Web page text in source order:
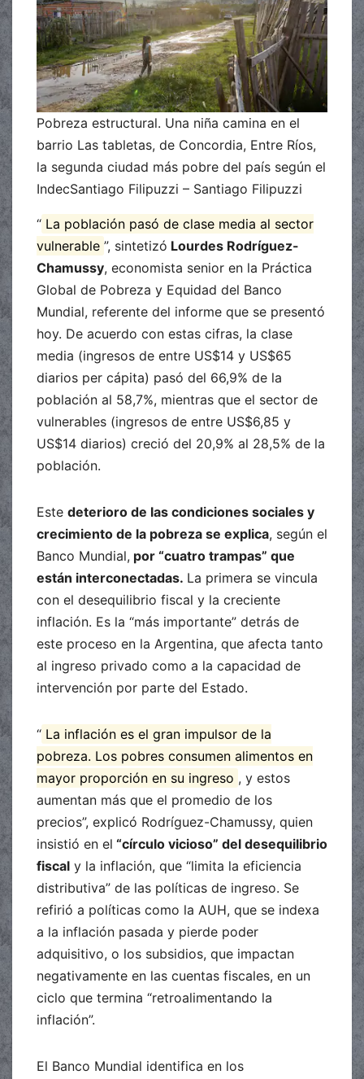
Pobreza estructural. Una niña camina en el
barrio Las tabletas, de Concordia, Entre Ríos,
la segunda ciudad más pobre del país según el
IndecSantiago Filipuzzi – Santiago Filipuzzi
“ La población pasó de clase media al sector
vulnerable ”, sintetizó Lourdes Rodríguez-
Chamussy, economista senior en la Práctica
Global de Pobreza y Equidad del Banco
Mundial, referente del informe que se presentó
hoy. De acuerdo con estas cifras, la clase
media (ingresos de entre US$14 y US$65
diarios per cápita) pasó del 66,9% de la
población al 58,7%, mientras que el sector de
vulnerables (ingresos de entre US$6,85 y
US$14 diarios) creció del 20,9% al 28,5% de la
población.
Este deterioro de las condiciones sociales y
crecimiento de la pobreza se explica, según el
Banco Mundial, por “cuatro trampas” que
están interconectadas. La primera se vincula
con el desequilibrio fiscal y la creciente
inflación. Es la “más importante” detrás de
este proceso en la Argentina, que afecta tanto
al ingreso privado como a la capacidad de
intervención por parte del Estado.
“ La inflación es el gran impulsor de la
pobreza. Los pobres consumen alimentos en
mayor proporción en su ingreso , y estos
aumentan más que el promedio de los
precios”, explicó Rodríguez-Chamussy, quien
insistió en el “círculo vicioso” del desequilibrio
fiscal y la inflación, que “limita la eficiencia
distributiva” de las políticas de ingreso. Se
refirió a políticas como la AUH, que se indexa
a la inflación pasada y pierde poder
adquisitivo, o los subsidios, que impactan
negativamente en las cuentas fiscales, en un
ciclo que termina “retroalimentando la
inflación”.
El Banco Mundial identifica en los